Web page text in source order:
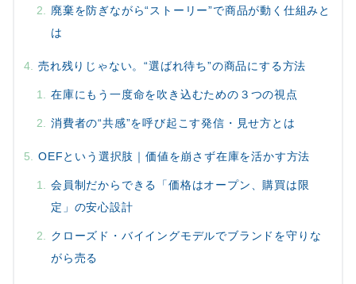
廃棄を防ぎながら“ストーリー”で商品が動く仕組みと
は
売れ残りじゃない。“選ばれ待ち”の商品にする方法
在庫にもう一度命を吹き込むための３つの視点
消費者の“共感”を呼び起こす発信・見せ方とは
OEFという選択肢｜価値を崩さず在庫を活かす方法
会員制だからできる「価格はオープン、購買は限
定」の安心設計
クローズド・バイイングモデルでブランドを守りな
がら売る